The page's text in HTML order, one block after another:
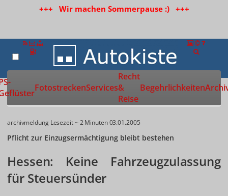
+++ Wir machen Sommerpause :) +++
Zur Startseite
FotostreckenServices
Recht
&
Reise
Begehrlichkeiten
archivmeldung Lesezeit ~ 2 Minuten03.01.2005
Pflicht zur Einzugsermächtigung bleibt bestehen
Hessen: Keine Fahrzeugzulassung
für Steuersünder